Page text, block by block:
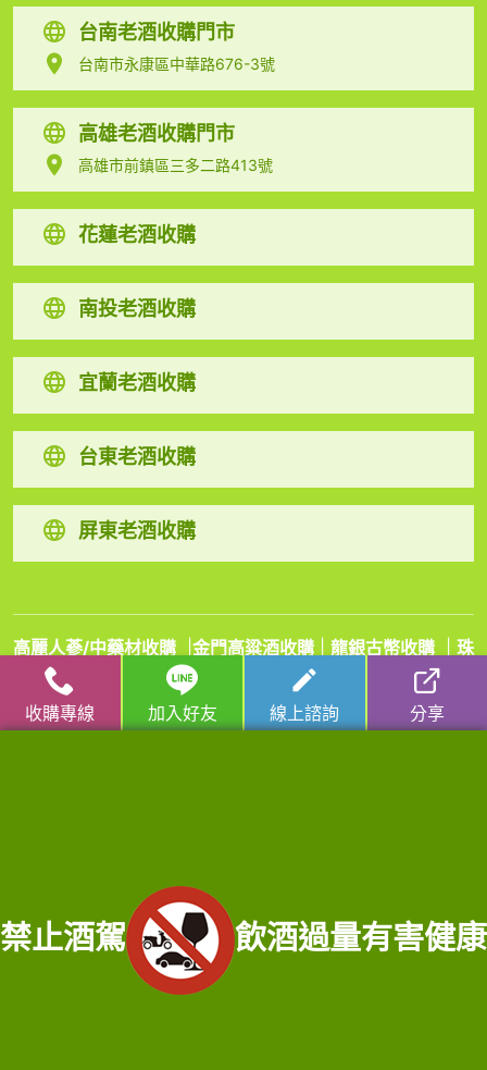
台南老酒收購門市
台南市永康區中華路676-3號
高雄老酒收購門市
高雄市前鎮區三多二路413號
花蓮老酒收購
南投老酒收購
宜蘭老酒收購
台東老酒收購
屏東老酒收購
高麗人蔘/中藥材收購 金門高粱酒收購 龍銀古幣收購
珠
寶/名錶/翡翠收購|名家字畫收購 |雞血石/壽山石收購
收購、宜蘭縣壯園鄉老酒收購、宜蘭縣羅東鄉老酒收購、宜蘭縣員山鄉老酒收
購、宜蘭縣三星鄉老酒收購、宜蘭縣大同鄉老酒收購、宜蘭縣冬山鄉老酒收購、
宜蘭縣五結鄉老酒收購、宜蘭縣蘇澳鎮老酒收購、宜蘭縣蘇澳鎮老酒收購、宜蘭
縣南澳鄉老酒收購、宜蘭縣釣魚台老酒收購
收購專線 加入好友 線上諮詢 分享
禁止酒駕 飲酒過量有害健康